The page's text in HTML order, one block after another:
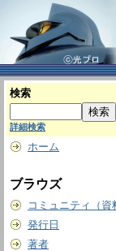
検索
詳細検索
ホーム
ブラウズ
コミュニティ（資
発行日
著者